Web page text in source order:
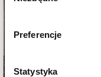
Preferencje
Statystyka